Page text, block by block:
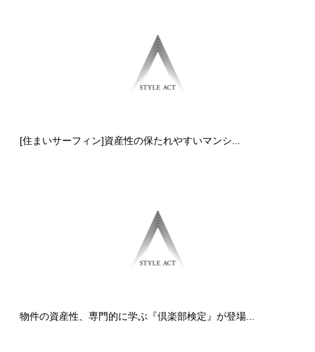
[住まいサーフィン]資産性の保たれやすいマンシ...
物件の資産性、専門的に学ぶ『倶楽部検定』が登場...